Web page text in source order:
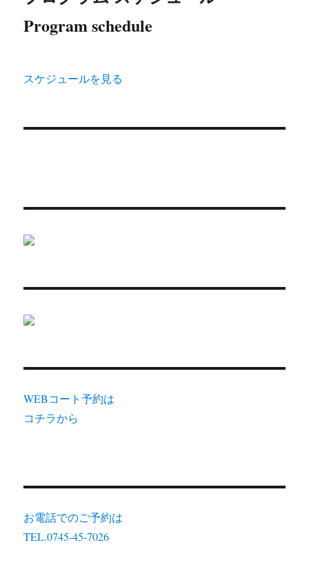
Program schedule
スケジュールを見る
WEBコート予約は
コチラから
お電話でのご予約は
TEL.0745-45-7026